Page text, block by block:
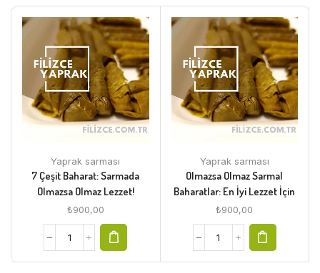
Yaprak sarması
7 Çeşit Baharat: Sarmada
Olmazsa Olmaz Lezzet!
₺900,00
Yaprak sarması
Olmazsa Olmaz Sarmal
Baharatlar: En İyi Lezzet İçin
₺900,00